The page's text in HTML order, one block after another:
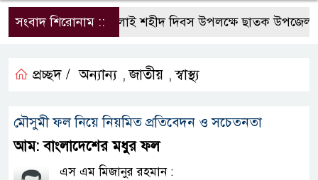
সংবাদ শিরোনাম ::জুলাই শহীদ দিবস উপলক্ষে ছাতক উপজেলা
প্রচ্ছদ / অন্যান্য ,জাতীয় ,স্বাস্থ্য
মৌসুমী ফল নিয়ে নিয়মিত প্রতিবেদন ও সচেতনতা
আম: বাংলাদেশের মধুর ফল
এস এম মিজানুর রহমান :